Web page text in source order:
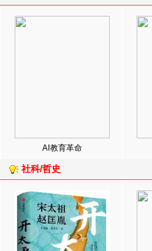
AI教育革命
社科/哲史